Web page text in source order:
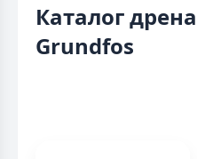
Каталог
Grundfos